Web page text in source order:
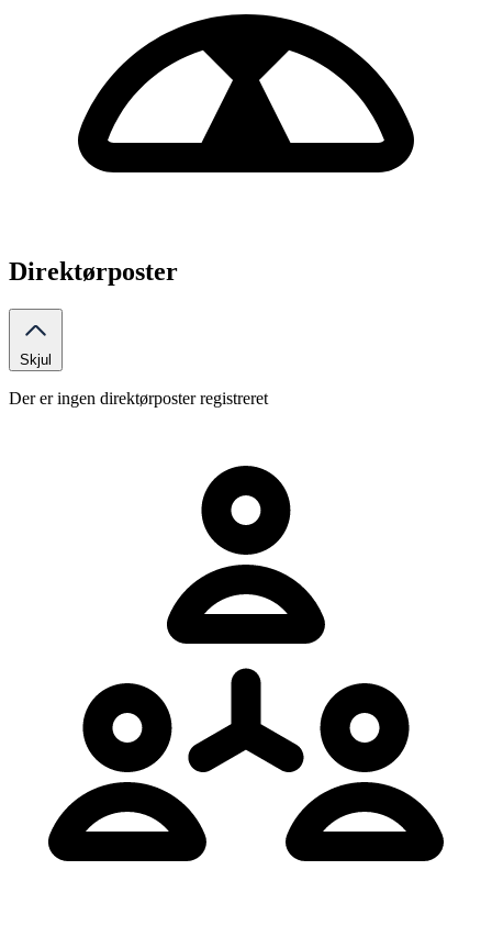
Direktørposter
Skjul
Der er ingen direktørposter registreret